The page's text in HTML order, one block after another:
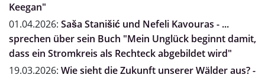
Keegan"
01.04.2026: Saša Stanišić und Nefeli Kavouras - ...
sprechen über sein Buch "Mein Unglück beginnt damit,
dass ein Stromkreis als Rechteck abgebildet wird"
19.03.2026: Wie sieht die Zukunft unserer Wälder aus? -